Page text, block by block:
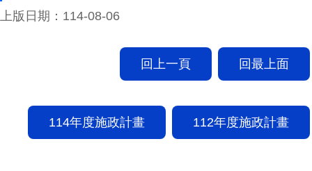
上版日期：114-08-06
回上一頁 回最上面
114年度施政計畫 112年度施政計畫